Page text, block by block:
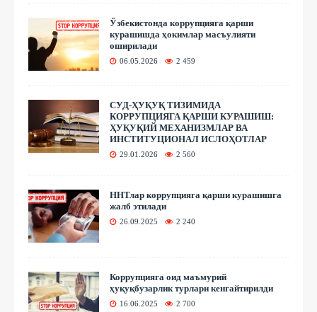
Ўзбекистонда коррупцияга қарши
курашишда ҳокимлар масъулияти
оширилади
06.05.2026 2 459
СУД-ҲУҚУҚ ТИЗИМИДА
КОРРУПЦИЯГА ҚАРШИ КУРАШИШ:
ҲУҚУҚИЙ МЕХАНИЗМЛАР ВА
ИНСТИТУЦИОНАЛ ИСЛОҲОТЛАР
29.01.2026 2 560
ННТлар коррупцияга қарши курашишга
жалб этилади
26.09.2025 2 240
Коррупцияга оид маъмурий
ҳуқуқбузарлик турлари кенгайтирилди
16.06.2025 2 700